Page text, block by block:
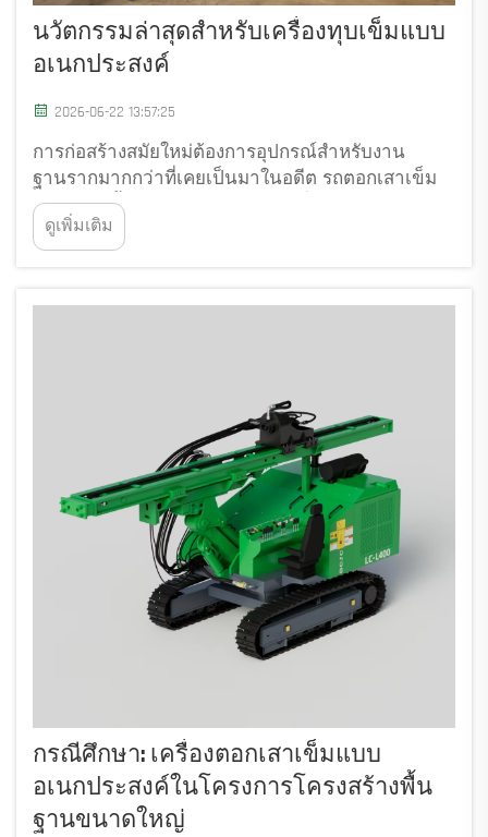
นวัตกรรมล่าสุดสำหรับเครื่องทุบเข็มแบบ
อเนกประสงค์
2026-06-22 13:57:25
การก่อสร้างสมัยใหม่ต้องการอุปกรณ์สำหรับงาน
ฐานรากมากกว่าที่เคยเป็นมาในอดีต รถตอกเสาเข็ม
ได้พัฒนาขึ้นอย่างมากในช่วงสิบปีที่ผ่านมา โดย
เปลี่ยนจากเครื่องจักรที่ใช้งานเฉพาะด้านหนึ่งไปเป็น
ระบบที่ปรับใช้ได้หลากหลายและชาญฉลาดยิ่งขึ้น ซึ่ง
ดูเพิ่มเติม
กรณีศึกษา: เครื่องตอกเสาเข็มแบบ
อเนกประสงค์ในโครงการโครงสร้างพื้น
ฐานขนาดใหญ่